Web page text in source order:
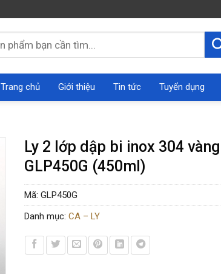
Trang chủ Giới thiệu Tin tức Tuyển dụng
Ly 2 lớp dập bi inox 304 vàng
GLP450G (450ml)
Mã: GLP450G
Danh mục: CA – LY